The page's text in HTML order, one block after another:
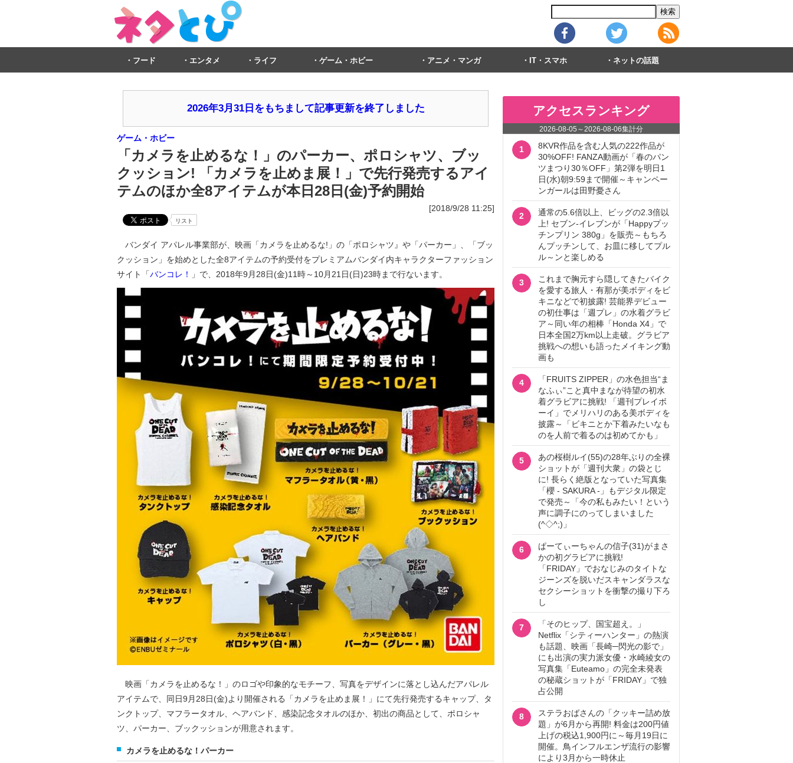
フード エンタメ ライフ ゲーム・ホビー アニメ・マンガ IT・スマホ ネットの話題
2026年3月31日をもちまして記事更新を終了しました
ゲーム・ホビー
「カメラを止めるな！」のパーカー、ポロシャツ、ブッ
クッション! 「カメラを止めま展！」で先行発売するアイ
テムのほか全8アイテムが本日28日(金)予約開始
[2018/9/28 11:25]
リスト
バンダイ アパレル事業部が、映画「カメラを止めるな!」の「ポロシャツ』や「パーカー」、「ブッ
クッション」を始めとした全8アイテムの予約受付をプレミアムバンダイ内キャラクターファッション
サイト「バンコレ！ 」で、2018年9月28日(金)11時～10月21日(日)23時まで行ないます。
映画「カメラを止めるな！」のロゴや印象的なモチーフ、写真をデザインに落とし込んだアパレル
アイテムで、同日9月28日(金)より開催される「カメラを止めま展！」にて先行発売するキャップ、タ
ンクトップ、マフラータオル、ヘアバンド、感染記念タオルのほか、初出の商品として、ポロシャ
ツ、パーカー、ブックッションが用意されます。
カメラを止めるな！パーカー
アクセスランキング
2026-08-05 ～2026-08-06集計分
1
8KVR作品を含む人気の222作品が
30%OFF! FANZA動画が「春のパン
ツまつり30％OFF」第2弾を明日1
日(水)朝9:59まで開催～キャンペー
ンガールは田野憂さん
2
通常の5.6倍以上、ビッグの2.3倍以
上! セブン‐イレブンが「Happyプッ
チンプリン 380g」を販売～もちろ
んプッチンして、お皿に移してプル
ル～ンと楽しめる
3
これまで胸元すら隠してきたバイク
を愛する旅人・有那が美ボディをビ
キニなどで初披露! 芸能界デビュー
の初仕事は「週プレ」の水着グラビ
ア～同い年の相棒「Honda X4」で
日本全国2万km以上走破。グラビア
挑戦への想いも語ったメイキング動
画も
4
「FRUITS ZIPPER」の水色担当“ま
なふぃ”こと真中まなが待望の初水
着グラビアに挑戦! 「週刊プレイボ
ーイ」でメリハリのある美ボディを
披露～「ビキニとか下着みたいなも
のを人前で着るのは初めてかも」
5
あの桜樹ルイ(55)の28年ぶりの全裸
ショットが「週刊大衆」の袋とじ
に! 長らく絶版となっていた写真集
「櫻 - SAKURA -」もデジタル限定
で発売～「今の私もみたい！という
声に調子にのってしまいました
(^◇^;)」
6
ぱーてぃーちゃんの信子(31)がまさ
かの初グラビアに挑戦!
「FRIDAY」でおなじみのタイトな
ジーンズを脱いだスキャンダラスな
セクシーショットを衝撃の撮り下ろ
し
7
「そのヒップ、国宝超え。」
Netflix「シティーハンター」の熱演
も話題、映画「長崎─閃光の影で」
にも出演の実力派女優・水崎綾女の
写真集「Euteamo」の完全未発表
の秘蔵ショットが「FRIDAY」で独
占公開
8
ステラおばさんの「クッキー詰め放
題」が6月から再開! 料金は200円値
上げの税込1,900円に～毎月19日に
開催。鳥インフルエンザ流行の影響
により3月から一時休止